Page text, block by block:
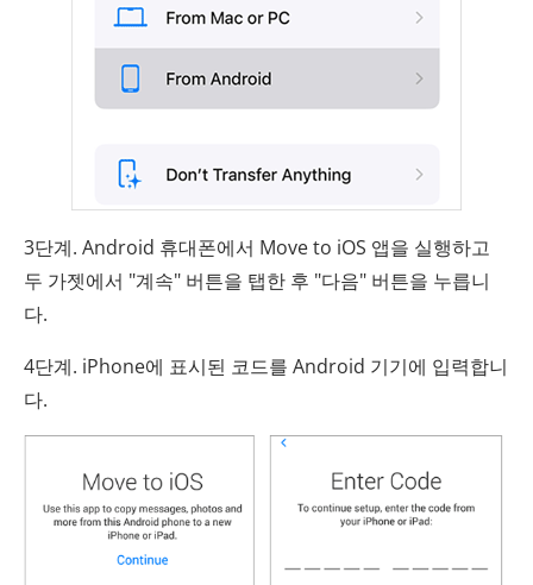
3단계. Android 휴대폰에서 Move to iOS 앱을 실행하고
두 가젯에서 "계속" 버튼을 탭한 후 "다음" 버튼을 누릅니
다.
4단계. iPhone에 표시된 코드를 Android 기기에 입력합니
다.